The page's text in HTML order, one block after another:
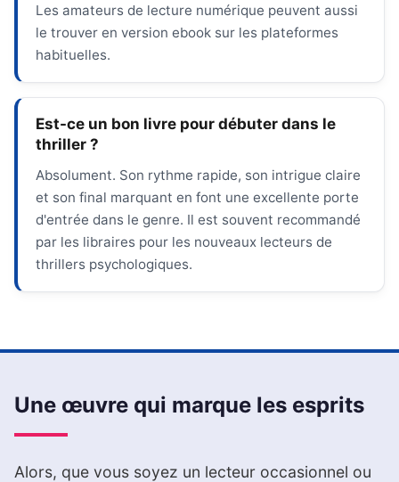
Les amateurs de lecture numérique peuvent aussi
le trouver en version ebook sur les plateformes
habituelles.
Est-ce un bon livre pour débuter dans le
thriller ?
Absolument. Son rythme rapide, son intrigue claire
et son final marquant en font une excellente porte
d'entrée dans le genre. Il est souvent recommandé
par les libraires pour les nouveaux lecteurs de
thrillers psychologiques.
Une œuvre qui marque les esprits
Alors, que vous soyez un lecteur occasionnel ou